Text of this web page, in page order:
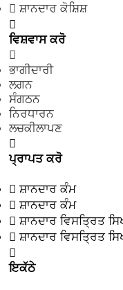
 ਸ਼ਾਨਦਾਰ ਕੋਸ਼ਿਸ਼

ਵਿਸ਼ਵਾਸ ਕਰੋ

ਭਾਗੀਦਾਰੀ
ਲਗਨ
ਸੰਗਠਨ
ਨਿਰਧਾਰਨ
ਲਚਕੀਲਾਪਣ

ਪ੍ਰਾਪਤ ਕਰੋ
 ਸ਼ਾਨਦਾਰ ਕੰਮ
 ਸ਼ਾਨਦਾਰ ਕੰਮ
 ਸ਼ਾਨਦਾਰ ਵਿਸਤ੍ਰਿਤ
 ਸ਼ਾਨਦਾਰ ਵਿਸਤ੍ਰਿਤ

ਇਕੱਠੇ